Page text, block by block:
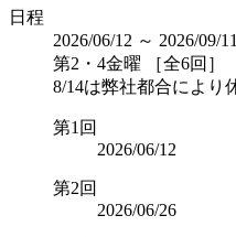
日程
2026/06/12 ～ 2026/09/11
第2・4金曜 ［全6回］
8/14は弊社都合により
第1回
2026/06/12
第2回
2026/06/26